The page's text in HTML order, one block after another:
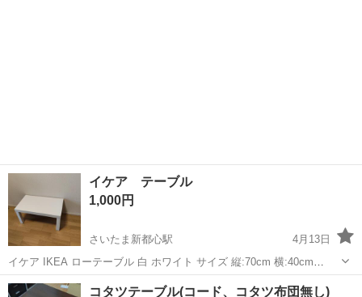
イケア テーブル
1,000円
さいたま新都心駅
4月13日
イケア IKEA ローテーブル 白 ホワイト サイズ 縦:70cm 横:40cm
高:35cm(厚み5cm) 使用感はありますが、目立った傷はありません。
全体的に綺麗な状態だと思います。 配送不可です。 以上よろしく...
埼玉 さいたま市 さいたま新都心駅 テーブル イケア
コタツテーブル(コード、コタツ布団無し)